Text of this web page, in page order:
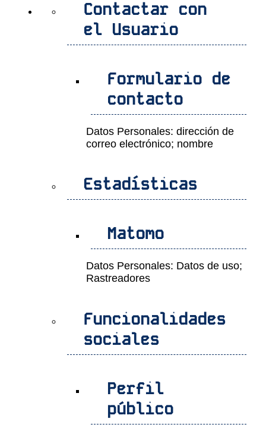
Contactar con
el Usuario
Formulario de
contacto
Datos Personales: dirección de
correo electrónico; nombre
Estadísticas
Matomo
Datos Personales: Datos de uso;
Rastreadores
Funcionalidades
sociales
Perfil
público